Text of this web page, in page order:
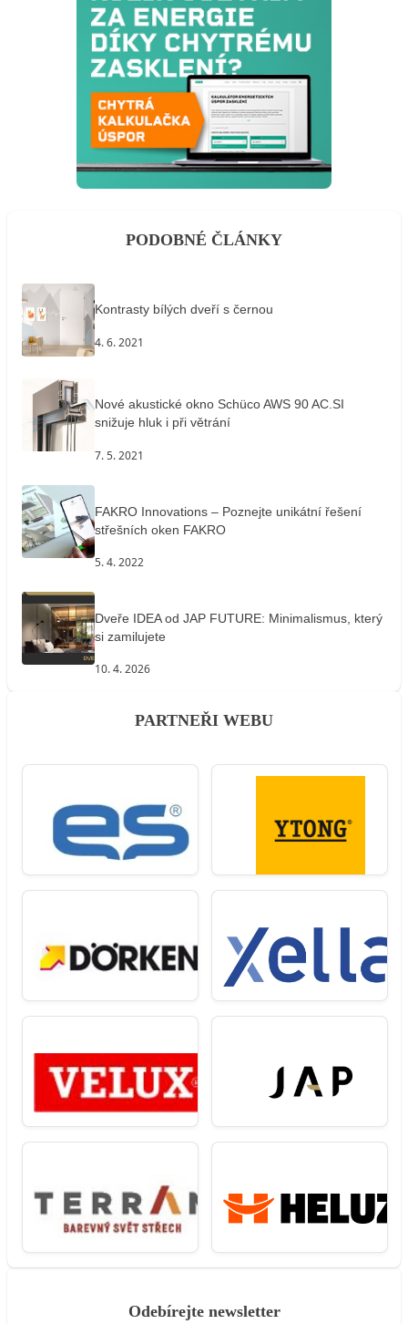
PODOBNÉ ČLÁNKY
Kontrasty bílých dveří s černou
4. 6. 2021
Nové akustické okno Schüco AWS 90 AC.SI
snižuje hluk i při větrání
7. 5. 2021
FAKRO Innovations – Poznejte unikátní řešení
střešních oken FAKRO
5. 4. 2022
Dveře IDEA od JAP FUTURE: Minimalismus, který
si zamilujete
10. 4. 2026
PARTNEŘI WEBU
Odebírejte newsletter